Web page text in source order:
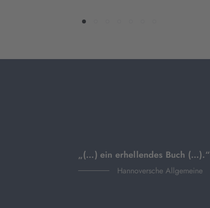
„(…) ein erhellendes Buch (…).“
Hannoversche Allgemeine